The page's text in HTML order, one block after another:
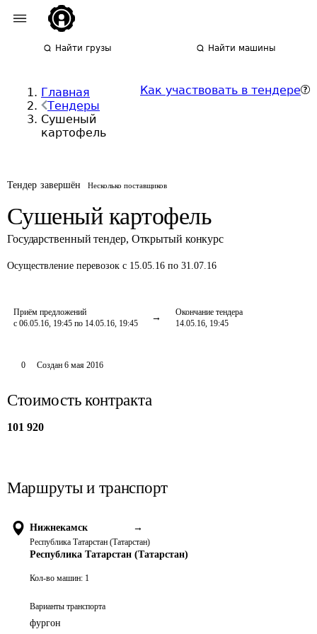
Найти грузы Найти машины
Главная
Тендеры
Сушеный
картофель
Как участвовать в тендере
Тендер завершён Несколько поставщиков
Сушеный картофель
Государственный тендер, Открытый конкурс
Осуществление перевозок с 15.05.16 по 31.07.16
Приём предложений
с 06.05.16, 19:45 по 14.05.16, 19:45
Окончание тендера
14.05.16, 19:45
0 Создан 6 мая 2016
Стоимость контракта
101 920
Маршруты и транспорт
Нижнекамск →
Республика Татарстан (Татарстан)
Республика Татарстан (Татарстан)
Кол-во машин: 1
Варианты транспорта
фургон